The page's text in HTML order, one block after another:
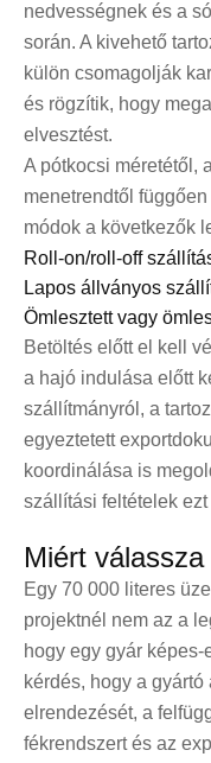
nedvességnek és a
során. A kivehető
külön csomagolják
és rögzítik, hogy
elvesztést.
A pótkocsi méretétől,
menetrendtől
módok a következők
Roll-on/roll-off
Lapos állványos
Ömlesztett vagy
Betöltés előtt el kell
a hajó indulása előtt
szállítmányról, a
egyeztetett
koordinálása is
szállítási feltételek
Miért
Egy 70 000 literes
projektnél nem az a
hogy egy gyár
kérdés, hogy a
elrendezését, a
fékrendszert és az